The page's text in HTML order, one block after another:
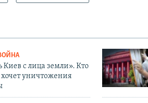
Киев с лица земли». Кто
уничтожения